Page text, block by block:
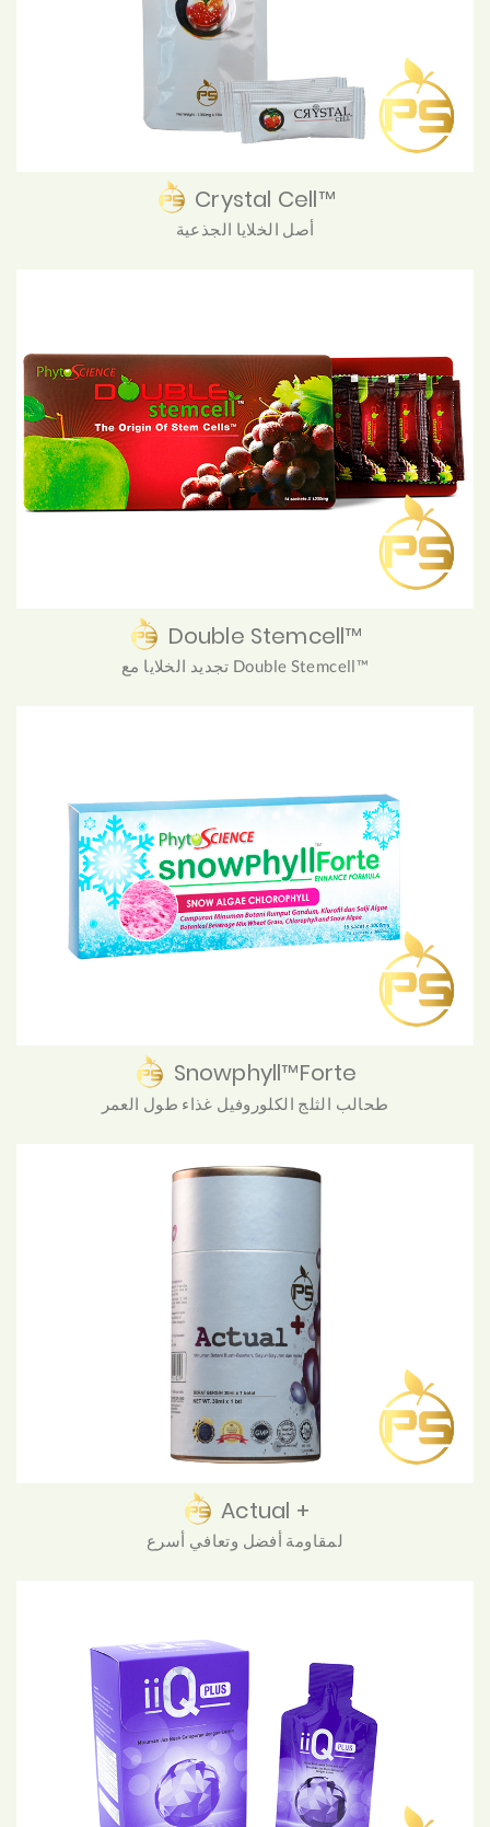
Crystal Cell™
أصل الخلايا الجذعية
Double Stemcell™
تجديد الخلايا مع Double Stemcell™
Snowphyll™Forte
طحالب الثلج الكلوروفيل غذاء طول العمر
Actual +
لمقاومة أفضل وتعافي أسرع